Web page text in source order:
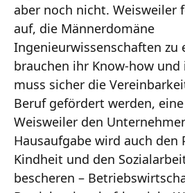
aber noch nicht. Weisweiler
auf, die Männerdomäne
Ingenieurwissenschaften zu
brauchen ihr Know-how und
muss sicher die
Beruf gefördert werden,
Weisweiler den
Hausaufgabe wird auch den
Kindheit und den
bescheren –